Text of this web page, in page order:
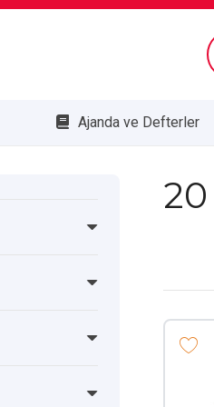
Ajanda ve Defterler